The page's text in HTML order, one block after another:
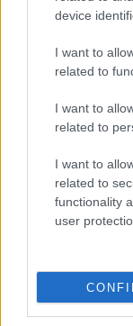
device
I want to
related to
I want to
related to
I want to
related to
functionality
user
Φρούτα,